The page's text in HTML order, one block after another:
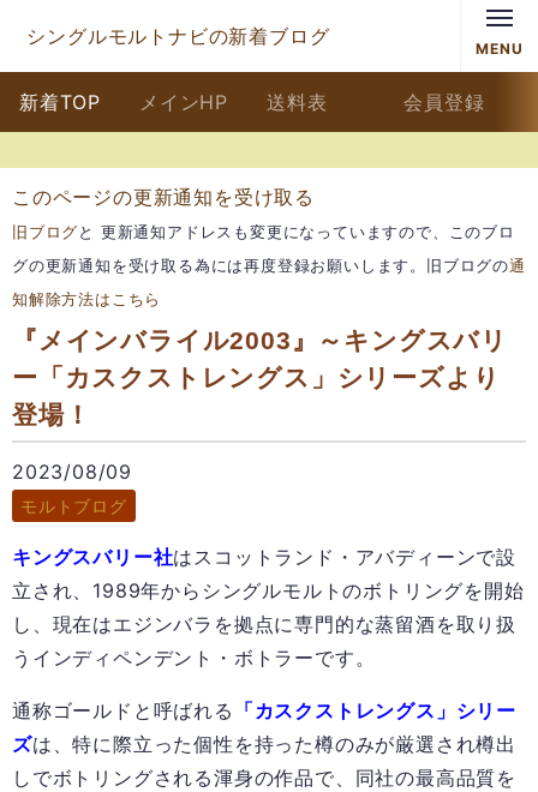
シングルモルトナビの新着ブログ
MENU
新着TOP メインHP 送料表 会員登録
このページの更新通知を受け取る
旧ブログと 更新通知アドレスも変更になっていますので、このブロ
グの更新通知を受け取る為には再度登録お願いします。旧ブログの通
知解除方法はこちら
『メインバライル2003』～キングスバリ
ー「カスクストレングス」シリーズより
登場！
2023/08/09
モルトブログ
キングスバリー社はスコットランド・アバディーンで設
立され、1989年からシングルモルトのボトリングを開始
し、現在はエジンバラを拠点に専門的な蒸留酒を取り扱
うインディペンデント・ボトラーです。
通称ゴールドと呼ばれる 「カスクストレングス」シリー
ズは、特に際立った個性を持った樽のみが厳選され樽出
しでボトリングされる渾身の作品で、同社の最高品質を